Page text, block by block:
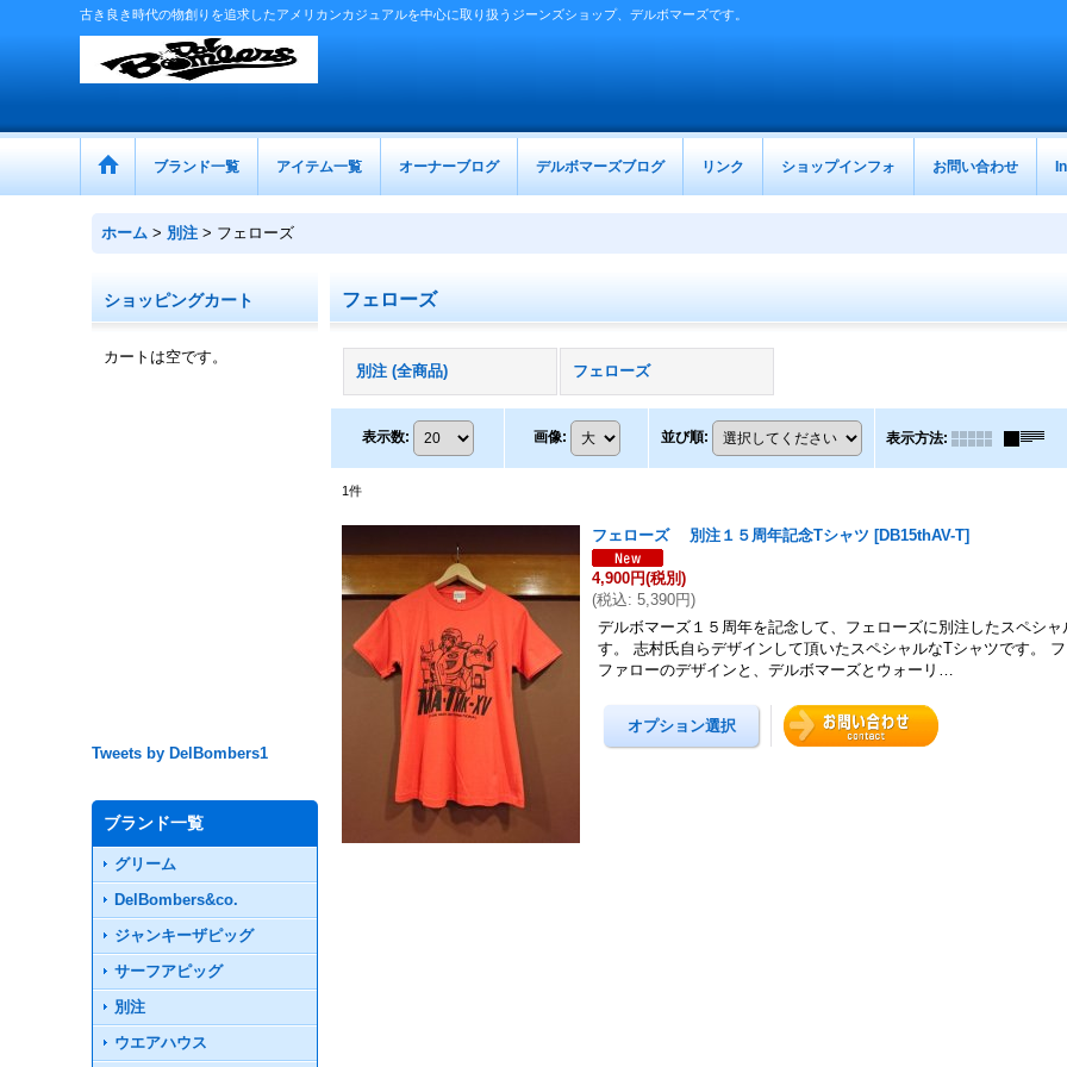
古き良き時代の物創りを追求したアメリカンカジュアルを中心に取り扱うジーンズショップ、デルボマーズです。
ブランド一覧 アイテム一覧 オーナーブログ デルボマーズブログ リンク ショップインフォ お問い合わせ
ホーム > 別注 > フェローズ
ショッピングカート
カートは空です。
Tweets by DelBombers1
ブランド一覧
グリーム
DelBombers&co.
ジャンキーザピッグ
サーフアピッグ
別注
ウエアハウス
フェローズ
別注 (全商品) フェローズ
表示数: 画像: 並び順: 表示方法:
1件
フェローズ 別注１５周年記念Tシャツ [DB15thAV-T]
4,900円(税別)
(税込: 5,390円)
デルボマーズ１５周年を記念して、フェローズに別注したスペシ
す。 志村氏自らデザインして頂いたスペシャルなTシャツです。
ファローのデザインと、デルボマーズとウォーリ…